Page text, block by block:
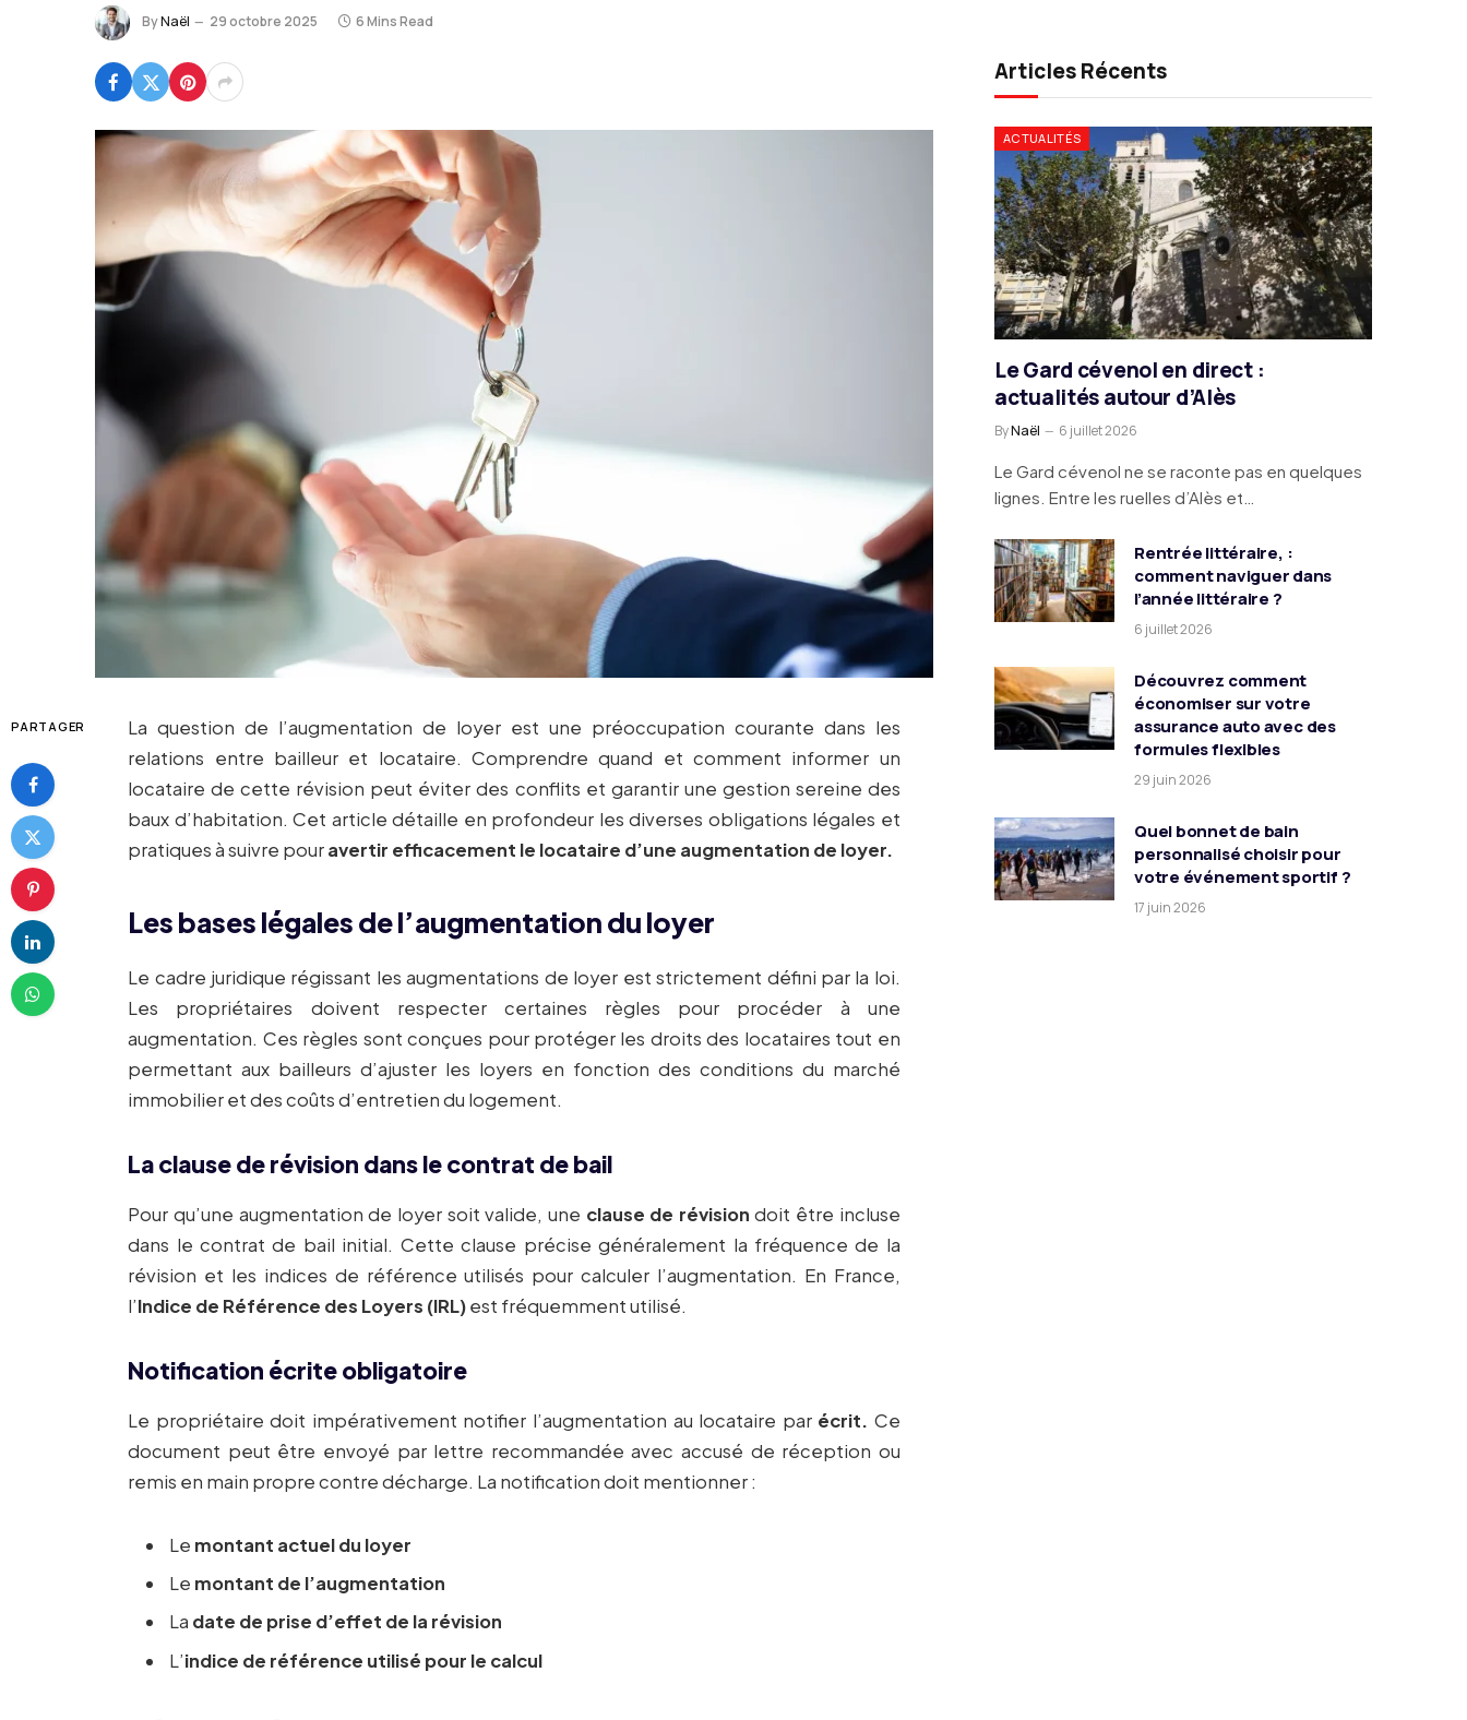
ByNaël 29 octobre 2025 6 Mins Read
PARTAGER
La question de l’augmentation de loyer est une préoccupation courante dans les
relations entre bailleur et locataire. Comprendre quand et comment informer un
locataire de cette révision peut éviter des conflits et garantir une gestion sereine des
baux d’habitation. Cet article détaille en profondeur les diverses obligations légales et
pratiques à suivre pouravertir efficacement le locataire d’une augmentation de loyer.
Les bases légales de l’augmentation du loyer
Le cadre juridique régissant les augmentations de loyer est strictement défini par la loi.
Les propriétaires doivent respecter certaines règles pour procéder à une
augmentation. Ces règles sont conçues pour protéger les droits des locataires tout en
permettant aux bailleurs d’ajuster les loyers en fonction des conditions du marché
immobilier et des coûts d’entretien du logement.
La clause de révision dans le contrat de bail
Pour qu’une augmentation de loyer soit valide, une clause de révision doit être incluse
dans le contrat de bail initial. Cette clause précise généralement la fréquence de la
révision et les indices de référence utilisés pour calculer l’augmentation. En France,
l’Indice de Référence des Loyers (IRL)est fréquemment utilisé.
Notification écrite obligatoire
Le propriétaire doit impérativement notifier l’augmentation au locataire par écrit. Ce
document peut être envoyé par lettre recommandée avec accusé de réception ou
remis en main propre contre décharge. La notification doit mentionner :
Le montant actuel du loyer
Le montant de l’augmentation
La date de prise d’effet de la révision
L’indice de référence utilisé pour le calcul
Articles Récents
ACTUALITÉS
Le Gard cévenol en direct :
actualités autour d’Alès
ByNaël 6 juillet 2026
Le Gard cévenol ne se raconte pas en quelques
lignes. Entre les ruelles d’Alès et…
Rentrée littéraire, :
comment naviguer dans
l’année littéraire ?
6 juillet 2026
Découvrez comment
économiser sur votre
assurance auto avec des
formules flexibles
29 juin 2026
Quel bonnet de bain
personnalisé choisir pour
votre événement sportif ?
17 juin 2026